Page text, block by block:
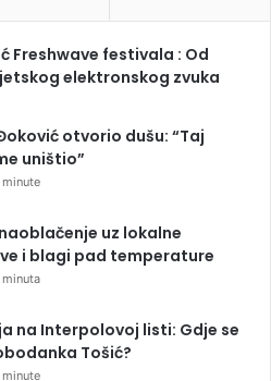
Freshwave festivala : Od
elektronskog zvuka
otvorio dušu: “Taj
uništio”
uz lokalne
i blagi pad temperature
na Interpolovoj listi: Gdje se
Tošić?